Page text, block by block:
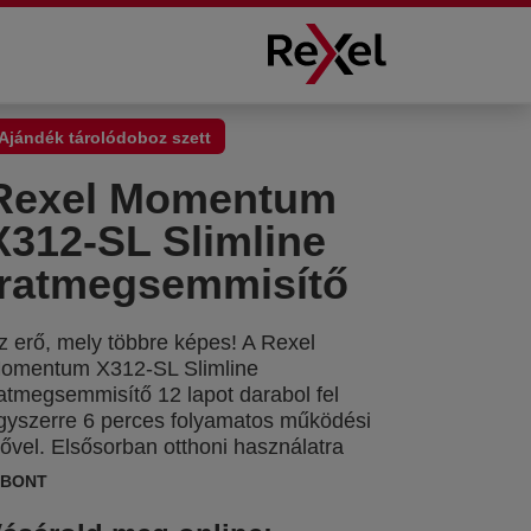
Ajándék tárolódoboz szett
Momentum
SL Slimline
erő, mely többre képes! A Rexel
X312-SL Slimline
12 lapot darabol fel
6 perces folyamatos működési
Elsősorban otthoni használatra
Elakadásmentes technológiával
konfetti vágás 5x42mm-es